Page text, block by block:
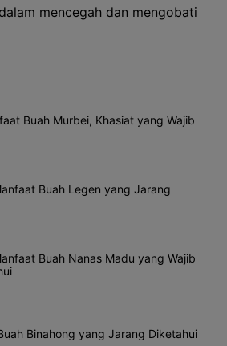
mencegah dan mengobati
Buah Murbei, Khasiat yang Wajib
Buah Legen yang Jarang
Buah Nanas Madu yang Wajib
Binahong yang Jarang Diketahui